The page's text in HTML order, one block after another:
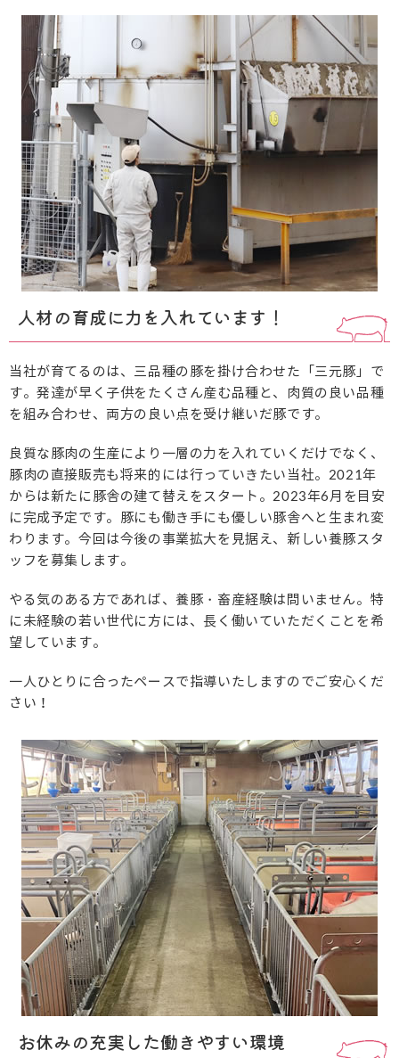
人材の育成に力を入れています！
当社が育てるのは、三品種の豚を掛け合わせた「三元豚」で
す。発達が早く子供をたくさん産む品種と、肉質の良い品種
を組み合わせ、両方の良い点を受け継いだ豚です。
良質な豚肉の生産により一層の力を入れていくだけでなく、
豚肉の直接販売も将来的には行っていきたい当社。2021年
からは新たに豚舎の建て替えをスタート。2023年6月を目安
に完成予定です。豚にも働き手にも優しい豚舎へと生まれ変
わります。今回は今後の事業拡大を見据え、新しい養豚スタ
ッフを募集します。
やる気のある方であれば、養豚・畜産経験は問いません。特
に未経験の若い世代に方には、長く働いていただくことを希
望しています。
一人ひとりに合ったペースで指導いたしますのでご安心くだ
さい！
お休みの充実した働きやすい環境